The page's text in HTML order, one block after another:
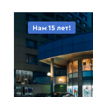
Нам 15 лет!